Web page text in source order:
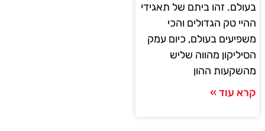
בעולם. זהו ביתם של תאגידי
ההיי טק הגדולים והכי
משפיעים בעולם, כיום עמק
הסיליקון מהווה שליש
מהשקעות ההון
קרא עוד »